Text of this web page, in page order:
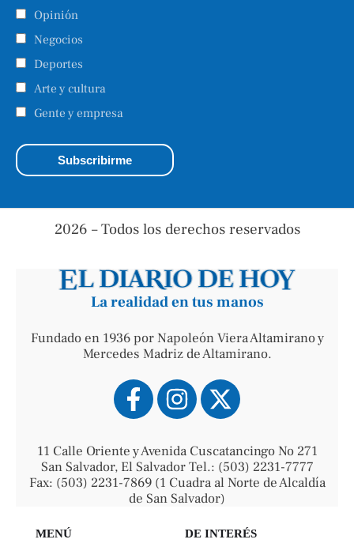
Opinión
Negocios
Deportes
Arte y cultura
Gente y empresa
2026 – Todos los derechos reservados
La realidad en tus manos
Fundado en 1936 por Napoleón Viera Altamirano y
Mercedes Madriz de Altamirano.
11 Calle Oriente y Avenida Cuscatancingo No 271
San Salvador, El Salvador Tel.: (503) 2231-7777
Fax: (503) 2231-7869 (1 Cuadra al Norte de Alcaldía
de San Salvador)
MENÚ DE INTERÉS